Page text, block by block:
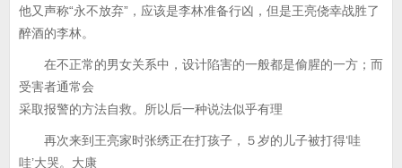
他又声称“永不放弃”，应该是李林准备行凶，但是王亮侥幸战胜了
醉酒的李林。
在不正常的男女关系中，设计陷害的一般都是偷腥的一方；而
受害者通常会
采取报警的方法自救。所以后一种说法似乎有理
再次来到王亮家时张绣正在打孩子，５岁的儿子被打得‘哇
哇’大哭。大康